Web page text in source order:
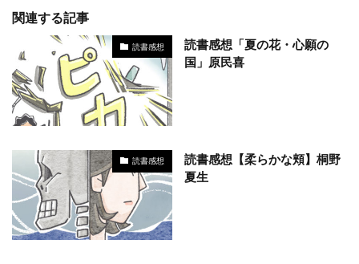
関連する記事
読書感想
読書感想「夏の花・心願の
国」原民喜
読書感想
読書感想【柔らかな頬】桐野
夏生